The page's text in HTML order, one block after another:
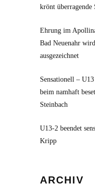
krönt überragende
Ehrung im
Bad Neuenahr
ausgezeichnet
Sensationell –
beim namhaft
Steinbach
U13-2 beendet
Kripp
ARCHIV